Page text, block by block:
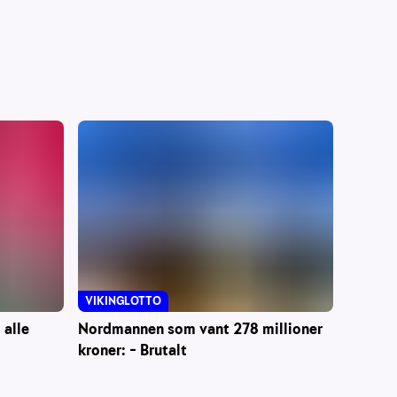
alle
Nordmannen som vant 278 millioner
kroner: – Brutalt
VIKINGLOTTO